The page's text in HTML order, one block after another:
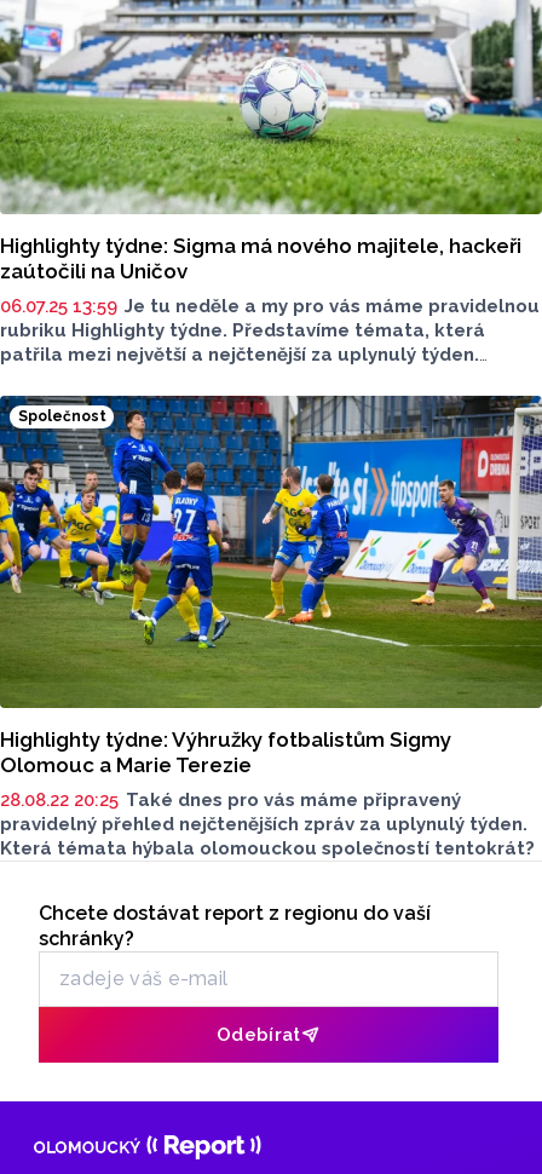
Highlighty týdne: Sigma má nového majitele, hackeři
zaútočili na Uničov
06.07.25 13:59 Je tu neděle a my pro vás máme pravidelnou
rubriku Highlighty týdne. Představíme témata, která
patřila mezi největší a nejčtenější za uplynulý týden.
Podcastu Olomouckého Reportu.
Společnost
Highlighty týdne: Výhružky fotbalistům Sigmy
Olomouc a Marie Terezie
28.08.22 20:25 Také dnes pro vás máme připravený
pravidelný přehled nejčtenějších zpráv za uplynulý týden.
Která témata hýbala olomouckou společností tentokrát?
Odběr newsletteru
Chcete dostávat report z regionu do vaší
schránky?
Odebírat